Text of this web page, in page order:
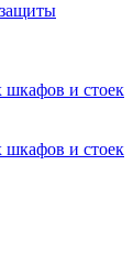
шкафов и стоек
шкафов и стоек